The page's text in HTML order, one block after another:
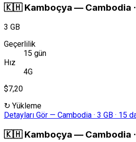
🇰🇭 Kamboçya — Cambodia
3 GB
Geçerlilik
15 gün
Hız
4G
$7,20
↻ Yükleme
Detayları Gör — Cambodia · 3 GB · 15
🇰🇭 Kamboçya — Cambodia